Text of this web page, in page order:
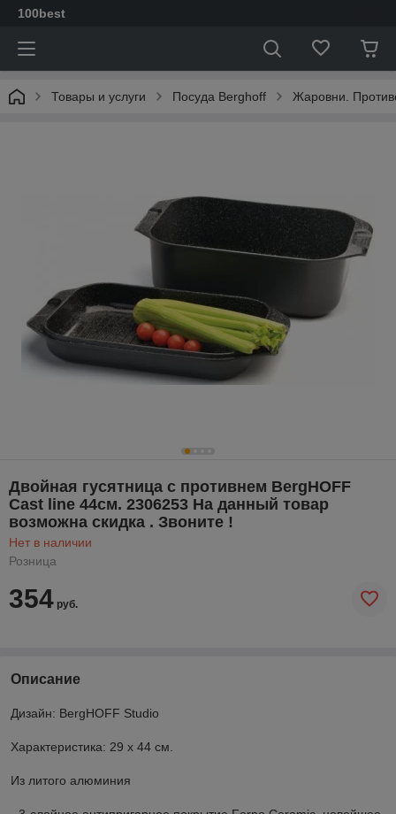
100best
Товары и услуги Посуда Berghoff Жаровни.
Двойная гусятница с противнем BergHOFF
Cast line 44cм. 2306253 На данный товар
возможна скидка . Звоните !
Нет в наличии
Розница
354 руб.
Описание
Дизайн: BergHOFF Studio
Характеристика: 29 x 44 см.
Из литого алюминия